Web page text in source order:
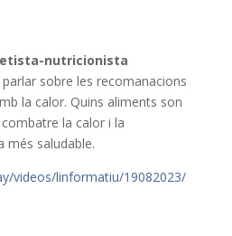
nutricionista
sobre les recomanacions
la calor. Quins aliments son
la calor i la
més saludable.
videos/linformatiu/19082023/